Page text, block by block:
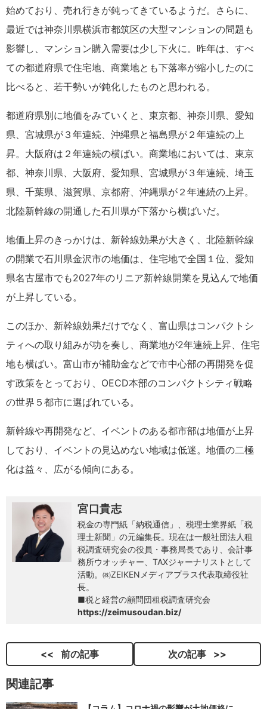
始めており、売れ行きが鈍ってきているようだ。さらに、
最近では神奈川県横浜市都筑区の大型マンションの問題も
影響し、マンション購入需要は少し下火に。昨年は、すべ
ての都道府県で住宅地、商業地とも下落率が縮小したのに
比べると、若干勢いが鈍化したものと思われる。
都道府県別に地価をみていくと、東京都、神奈川県、愛知
県、宮城県が３年連続、沖縄県と福島県が２年連続の上
昇。大阪府は２年連続の横ばい。商業地においては、東京
都、神奈川県、大阪府、愛知県、宮城県が３年連続、埼玉
県、千葉県、滋賀県、京都府、沖縄県が２年連続の上昇。
北陸新幹線の開通した石川県が下落から横ばいだ。
地価上昇のきっかけは、新幹線効果が大きく、北陸新幹線
の開業で石川県金沢市の地価は、住宅地で全国１位、愛知
県名古屋市でも2027年のリニア新幹線開業を見込んで地価
が上昇している。
このほか、新幹線効果だけでなく、富山県はコンパクトシ
ティへの取り組みが功を奏し、商業地が2年連続上昇、住宅
地も横ばい。富山市が補助金などで市中心部の再開発を促
す政策をとっており、OECD本部のコンパクトシティ戦略
の世界５都市に選ばれている。
新幹線や再開発など、イベントのある都市部は地価が上昇
しており、イベントの見込めない地域は低迷。地価の二極
化は益々、広がる傾向にある。
宮口貴志
税金の専門紙「納税通信」、税理士業界紙「税
理士新聞」の元編集長。現在は一般社団法人租
税調査研究会の役員・事務局長であり、会計事
務所ウオッチャー、TAXジャーナリストとして
活動。㈱ZEIKENメディアプラス代表取締役社
長。
■税と経営の顧問団租税調査研究会
https://zeimusoudan.biz/
前の記事 次の記事
関連記事